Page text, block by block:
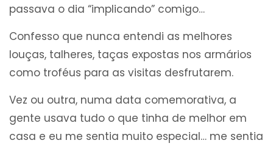
passava o dia “implicando” comigo…
Confesso que nunca entendi as melhores
louças, talheres, taças expostas nos armários
como troféus para as visitas desfrutarem.
Vez ou outra, numa data comemorativa, a
gente usava tudo o que tinha de melhor em
casa e eu me sentia muito especial… me sentia